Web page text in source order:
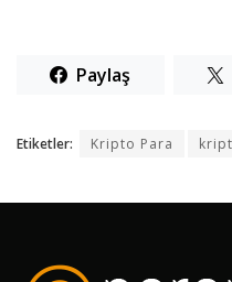
Paylaş
Etiketler: Kripto Para